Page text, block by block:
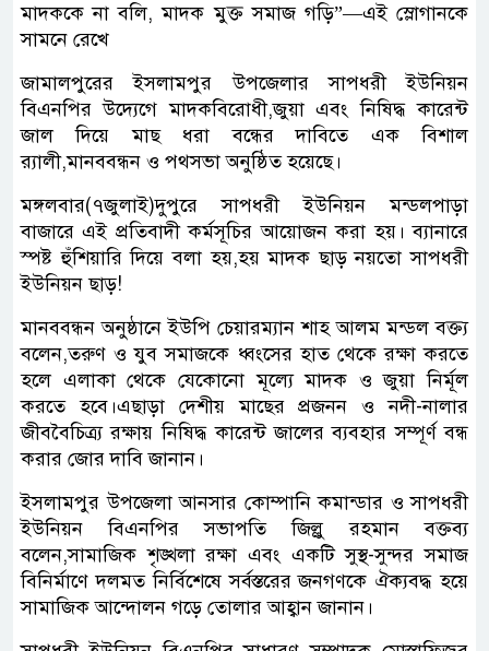
মাদককে না বলি, মাদক মুক্ত সমাজ গড়ি”—এই স্লোগানকে
সামনে রেখে
জামালপুরের ইসলামপুর উপজেলার সাপধরী ইউনিয়ন
বিএনপির উদ্যেগে মাদকবিরোধী,জুয়া এবং নিষিদ্ধ কারেন্ট
জাল দিয়ে মাছ ধরা বন্ধের দাবিতে এক বিশাল
র‍্যালী,মানববন্ধন ও পথসভা অনুষ্ঠিত হয়েছে।
মঙ্গলবার(৭জুলাই)দুপুরে সাপধরী ইউনিয়ন মন্ডলপাড়া
বাজারে এই প্রতিবাদী কর্মসূচির আয়োজন করা হয়। ব্যানারে
স্পষ্ট হুঁশিয়ারি দিয়ে বলা হয়,হয় মাদক ছাড় নয়তো সাপধরী
ইউনিয়ন ছাড়!
​মানববন্ধন অনুষ্ঠানে ইউপি চেয়ারম্যান শাহ আলম মন্ডল বক্ত্য
বলেন,তরুণ ও যুব সমাজকে ধ্বংসের হাত থেকে রক্ষা করতে
হলে এলাকা থেকে যেকোনো মূল্যে মাদক ও জুয়া নির্মূল
করতে হবে।এছাড়া দেশীয় মাছের প্রজনন ও নদী-নালার
জীববৈচিত্র্য রক্ষায় নিষিদ্ধ কারেন্ট জালের ব্যবহার সম্পূর্ণ বন্ধ
করার জোর দাবি জানান।
ইসলামপুর উপজেলা আনসার কোম্পানি কমান্ডার ও সাপধরী
ইউনিয়ন বিএনপির সভাপতি জিল্লু রহমান বক্তব্য
বলেন,সামাজিক শৃঙ্খলা রক্ষা এবং একটি সুস্থ-সুন্দর সমাজ
বিনির্মাণে দলমত নির্বিশেষে সর্বস্তরের জনগণকে ঐক্যবদ্ধ হয়ে
সামাজিক আন্দোলন গড়ে তোলার আহ্বান জানান।